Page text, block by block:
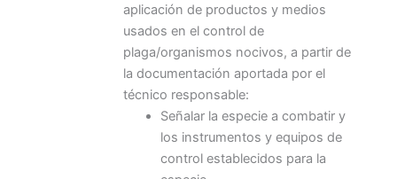
aplicación de productos y medios
usados en el control de
plaga/organismos nocivos, a partir de
la documentación aportada por el
técnico responsable:
Señalar la especie a combatir y
los instrumentos y equipos de
control establecidos para la